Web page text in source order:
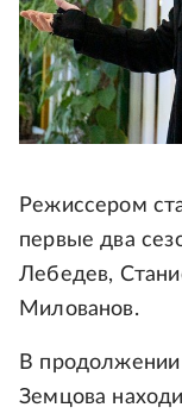
Режиссером
первые два
Лебедев,
Милованов.
В продолжении
Земцова